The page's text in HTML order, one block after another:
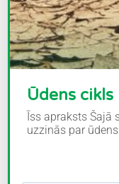
Ūdens cikls
Īss apraksts Šajā
uzzinās par